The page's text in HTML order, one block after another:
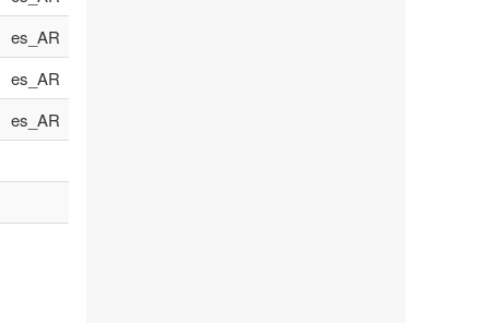
es_AR
es_AR
es_AR